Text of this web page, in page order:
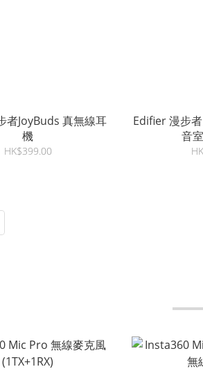
者JoyBuds 真無線耳
機
HK$399.00
Edifier 漫步
音